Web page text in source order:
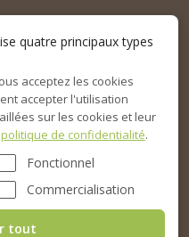
quatre principaux types
acceptez les cookies
accepter l'utilisation
sur les cookies et leur
politique de confidentialité.
Fonctionnel
Commercialisation
tout